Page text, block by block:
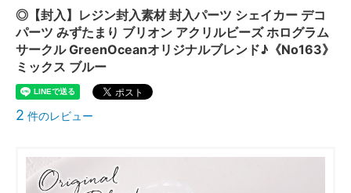
◎【封入】レジン封入素材 封入パーツ シェイカー デコ
パーツ みずたまり ブリオン アクリルビーズ ホログラム
サークル GreenOceanオリジナルブレンド♪《No163》
ミックス ブルー
2 件のレビュー